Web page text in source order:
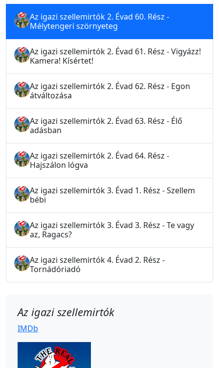
Az igazi szellemirtók 2. Évad 60. Rész -
Mélytengeri szörnyeteg
Az igazi szellemirtók 2. Évad 61. Rész - Vigyázz!
Kamera! Kísértet!
Az igazi szellemirtók 2. Évad 62. Rész - Egon
átváltozása
Az igazi szellemirtók 2. Évad 63. Rész - Élő
adásban
Az igazi szellemirtók 2. Évad 64. Rész -
Hajszálon lógva
Az igazi szellemirtók 3. Évad 1. Rész - Szellem
bébi
Az igazi szellemirtók 3. Évad 3. Rész - Te vagy
az, Ragacs?
Az igazi szellemirtók 4. Évad 2. Rész -
Tornádóriadó
Az igazi szellemirtók
IMDb